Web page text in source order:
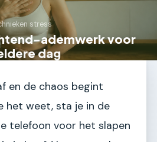
stress
ademwerk voor
dag
en de chaos begint
het weet, sta je in de
telefoon voor het slapen